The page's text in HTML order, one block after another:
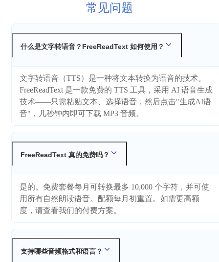
常见问题
什么是文字转语音？FreeReadText 如何使用？
文字转语音（TTS）是一种将文本转换为语音的技术。
FreeReadText 是一款免费的 TTS 工具，采用 AI 语音生成
技术——只需粘贴文本、选择语音，然后点击"生成AI语
音"，几秒钟内即可下载 MP3 音频。
FreeReadText 真的免费吗？
是的。免费套餐每月可转换最多 10,000 个字符，并可使
用所有自然朗读语音。配额每月初重置。如需更高额
度，请查看我们的付费方案。
支持哪些音频格式和语言？